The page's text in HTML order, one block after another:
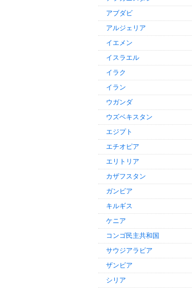
アブダビ
アルジェリア
イエメン
イスラエル
イラク
イラン
ウガンダ
ウズベキスタン
エジプト
エチオピア
エリトリア
カザフスタン
ガンビア
キルギス
ケニア
コンゴ民主共和国
サウジアラビア
ザンビア
シリア